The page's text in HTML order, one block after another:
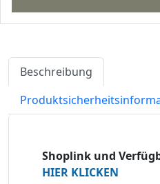
Beschreibung
Shoplink und
HIER KLICKEN